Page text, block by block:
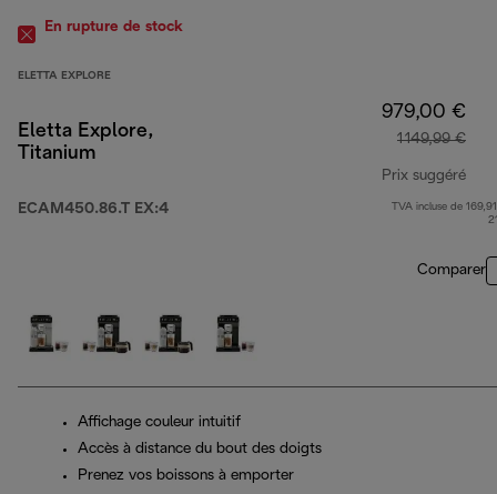
En rupture de stock
ELETTA EXPLORE
Eletta Explore,
Titanium
ECAM450.86.T EX:4
979,00 €
1 149,99 €
Prix suggéré
TVA incluse de
Comparer
Affichage couleur intuitif
Accès à distance du bout des doigts
Prenez vos boissons à emporter